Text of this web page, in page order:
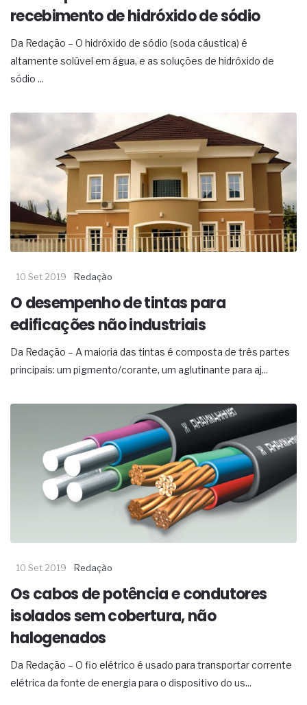
recebimento de hidróxido de sódio
Da Redação – O hidróxido de sódio (soda cáustica) é
altamente solúvel em água, e as soluções de hidróxido de
sódio ...
10 Set 2019 Redação
O desempenho de tintas para
edificações não industriais
Da Redação – A maioria das tintas é composta de três partes
principais: um pigmento/corante, um aglutinante para aj...
10 Set 2019 Redação
Os cabos de potência e condutores
isolados sem cobertura, não
halogenados
Da Redação – O fio elétrico é usado para transportar corrente
elétrica da fonte de energia para o dispositivo do us...